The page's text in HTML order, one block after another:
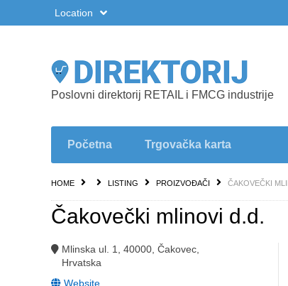
Location
Poslovni direktorij RETAIL i FMCG industrije
Početna Trgovačka karta
HOME LISTING PROIZVOĐAČI ČAKOVEČKI
Čakovečki mlinovi d.d.
Mlinska ul. 1, 40000, Čakovec,
Hrvatska
Website